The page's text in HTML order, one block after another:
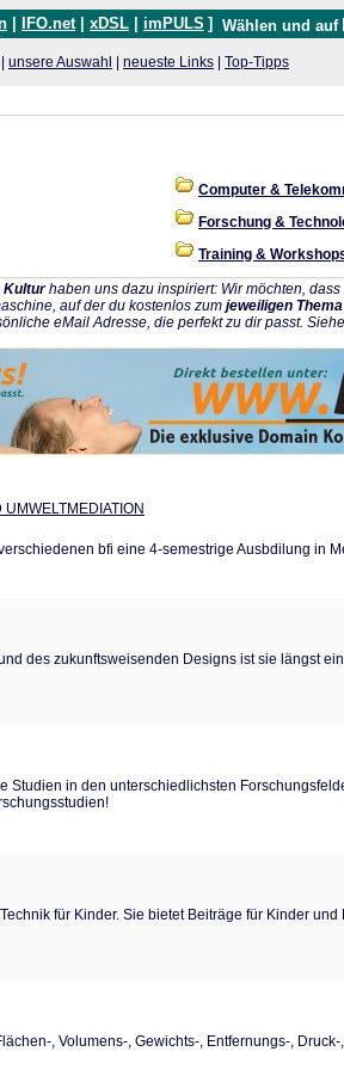
IFO.net xDSL imPULS ] Wählen und auf
unsere Auswahl neueste Links Top-Tipps
Computer &
Forschung &
Training &
Kulturhaben uns dazu inspiriert: Wir möchten,
auf der du kostenlos zum jeweiligen
eMail Adresse, die perfekt zu dir passt.
bfi eine 4-semestrige Ausbdilung in
des zukunftsweisenden Designs ist sie längst
Studien in den unterschiedlichsten
für Kinder. Sie bietet Beiträge für Kinder
, Volumens-, Gewichts-, Entfernungs-,